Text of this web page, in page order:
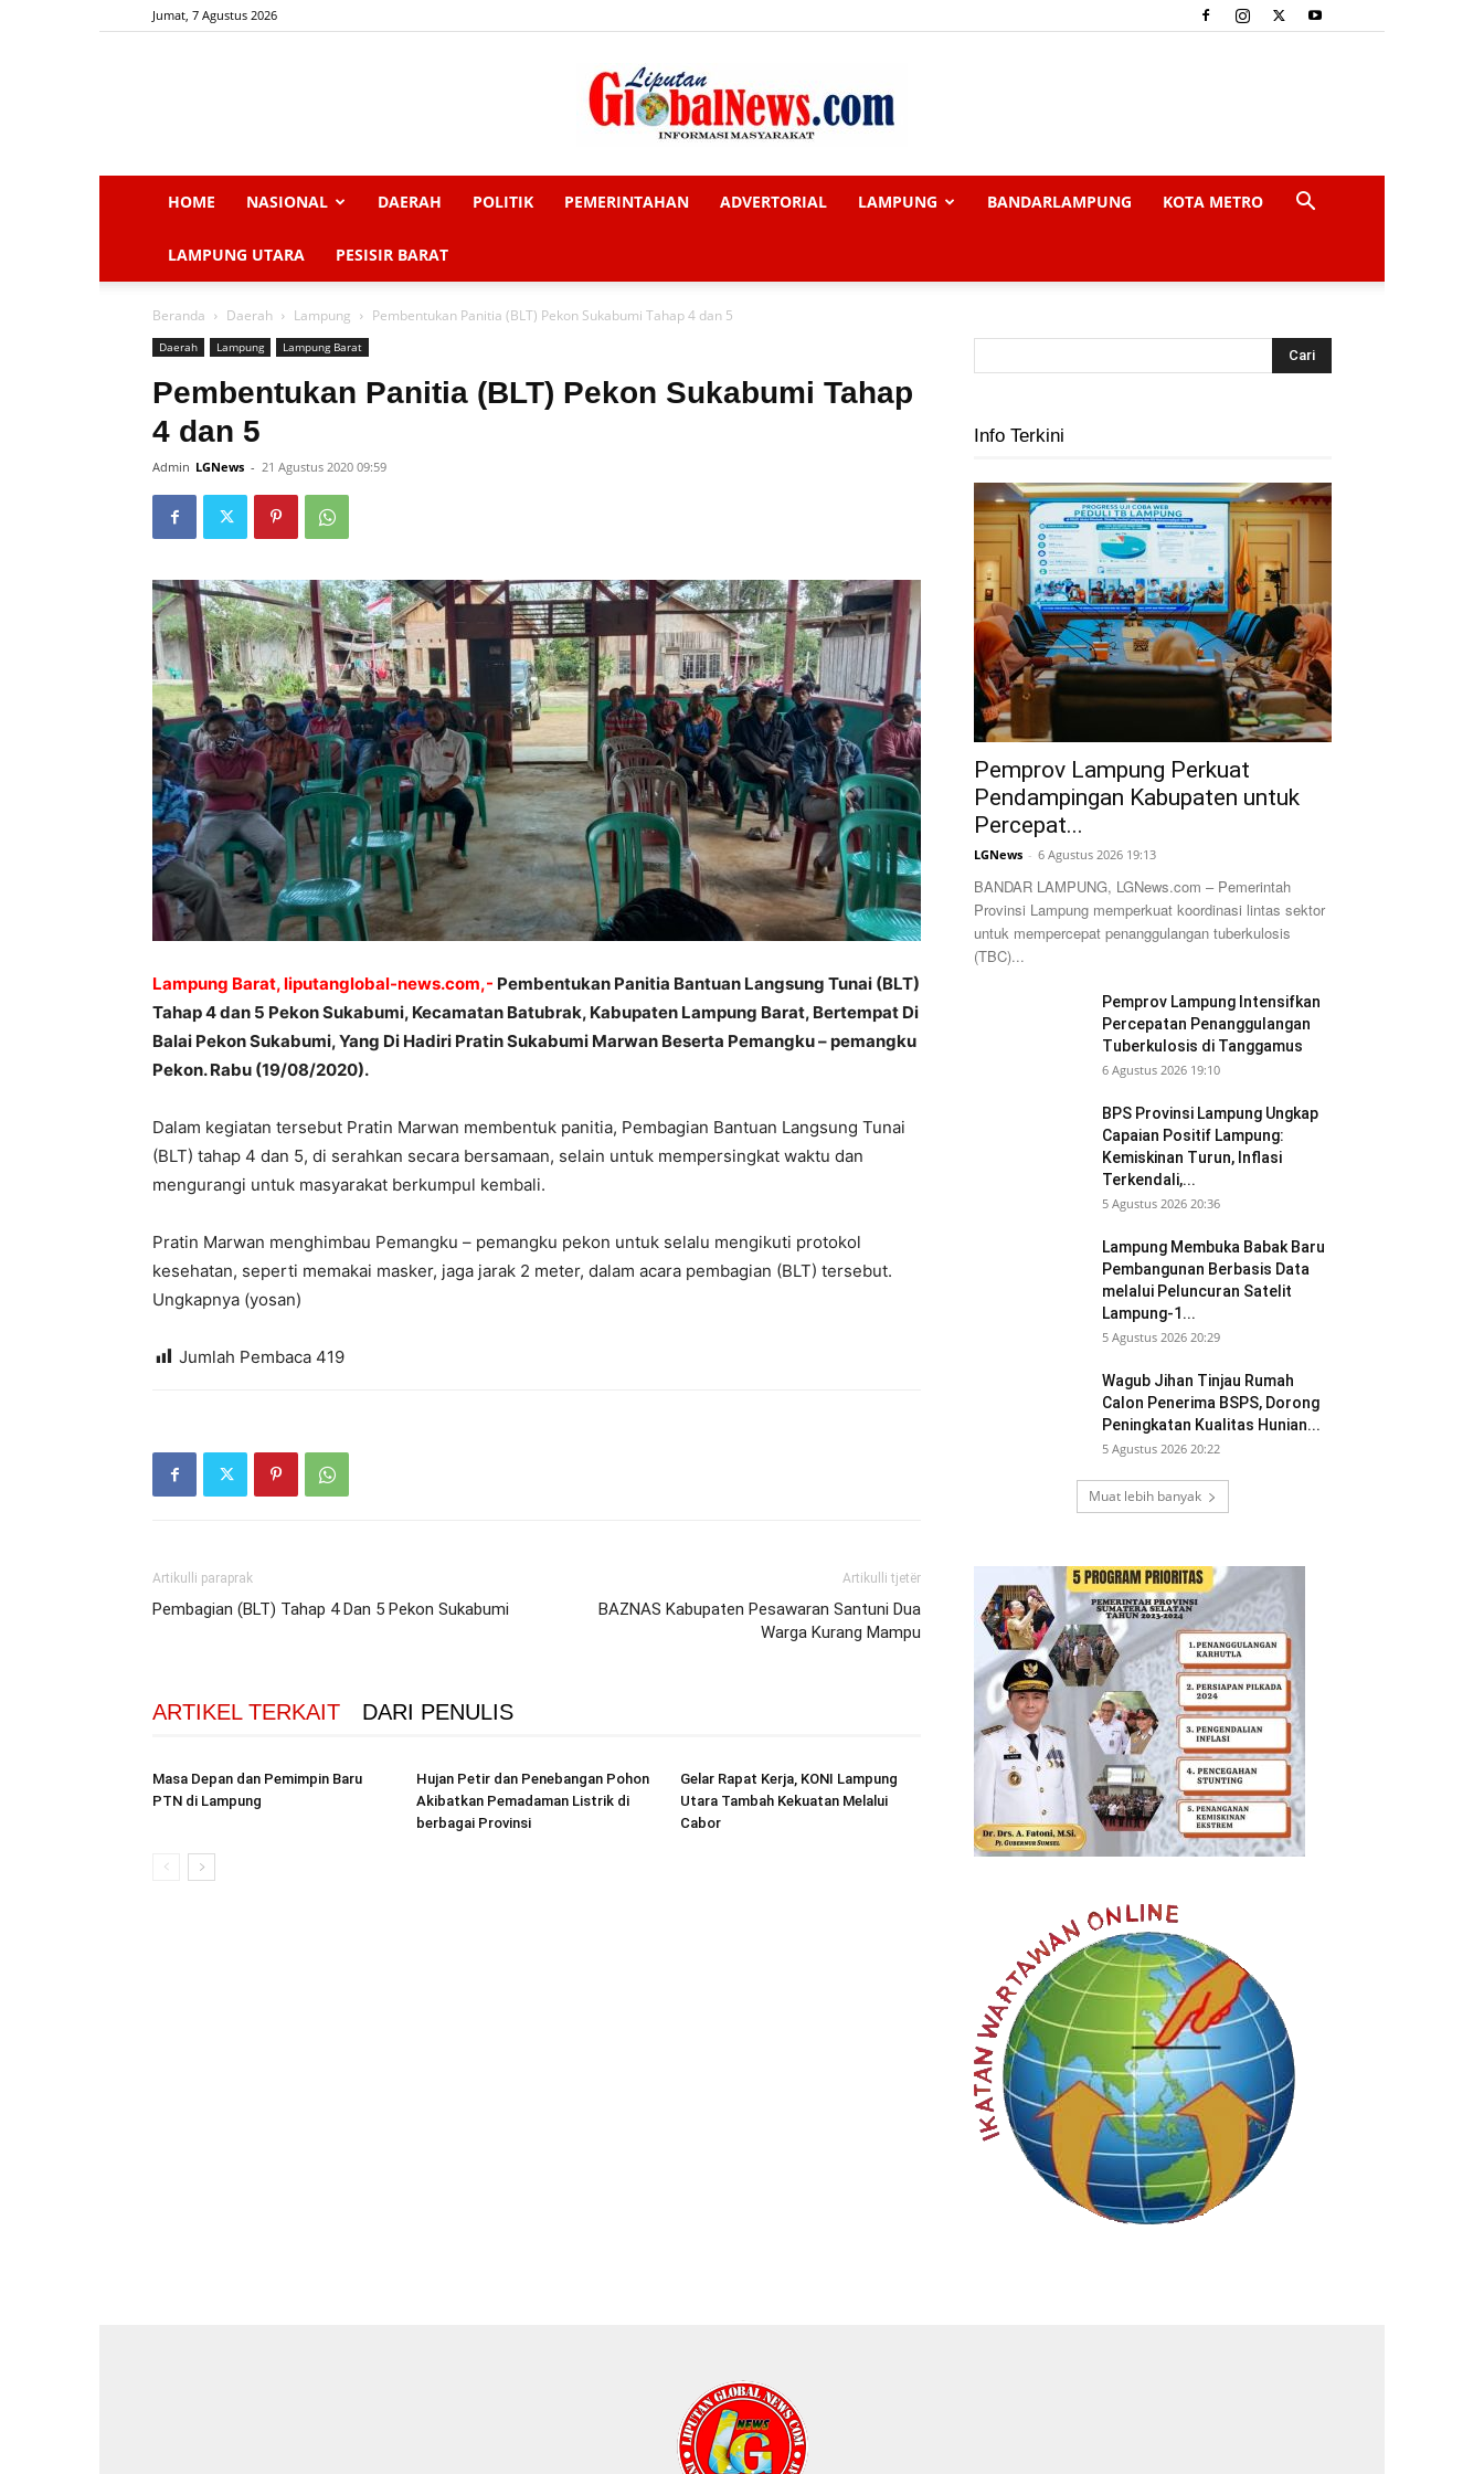
Jumat, 7 Agustus 2026
HOME NASIONAL DAERAH POLITIK PEMERINTAHAN ADVERTORIAL LAMPUNG BANDARLAMPUNG KOTA METRO
LAMPUNG UTARA PESISIR BARAT
Beranda Daerah Lampung Pembentukan Panitia (BLT) Pekon Sukabumi Tahap 4 dan 5
Daerah Lampung Lampung Barat
Pembentukan Panitia (BLT) Pekon Sukabumi Tahap
4 dan 5
Admin LGNews - 21 Agustus 2020 09:59
Lampung Barat, liputanglobal-news.com,- Pembentukan Panitia Bantuan Langsung Tunai (BLT)
Tahap 4 dan 5 Pekon Sukabumi, Kecamatan Batubrak, Kabupaten Lampung Barat, Bertempat Di
Balai Pekon Sukabumi, Yang Di Hadiri Pratin Sukabumi Marwan Beserta Pemangku – pemangku
Pekon. Rabu (19/08/2020).
Dalam kegiatan tersebut Pratin Marwan membentuk panitia, Pembagian Bantuan Langsung Tunai
(BLT) tahap 4 dan 5, di serahkan secara bersamaan, selain untuk mempersingkat waktu dan
mengurangi untuk masyarakat berkumpul kembali.
Pratin Marwan menghimbau Pemangku – pemangku pekon untuk selalu mengikuti protokol
kesehatan, seperti memakai masker, jaga jarak 2 meter, dalam acara pembagian (BLT) tersebut.
Ungkapnya (yosan)
Jumlah Pembaca 419
Artikulli paraprak
Pembagian (BLT) Tahap 4 Dan 5 Pekon Sukabumi
Artikulli tjetër
BAZNAS Kabupaten Pesawaran Santuni Dua
Warga Kurang Mampu
ARTIKEL TERKAIT DARI PENULIS
Masa Depan dan Pemimpin Baru
PTN di Lampung
Hujan Petir dan Penebangan Pohon
Akibatkan Pemadaman Listrik di
berbagai Provinsi
Gelar Rapat Kerja, KONI Lampung
Utara Tambah Kekuatan Melalui
Cabor
Info Terkini
Pemprov Lampung Perkuat
Pendampingan Kabupaten untuk
Percepat...
LGNews - 6 Agustus 2026 19:13
BANDAR LAMPUNG, LGNews.com – Pemerintah
Provinsi Lampung memperkuat koordinasi lintas sektor
untuk mempercepat penanggulangan tuberkulosis
(TBC)...
Pemprov Lampung Intensifkan
Percepatan Penanggulangan
Tuberkulosis di Tanggamus
6 Agustus 2026 19:10
BPS Provinsi Lampung Ungkap
Capaian Positif Lampung:
Kemiskinan Turun, Inflasi
Terkendali,...
5 Agustus 2026 20:36
Lampung Membuka Babak Baru
Pembangunan Berbasis Data
melalui Peluncuran Satelit
Lampung-1...
5 Agustus 2026 20:29
Wagub Jihan Tinjau Rumah
Calon Penerima BSPS, Dorong
Peningkatan Kualitas Hunian...
5 Agustus 2026 20:22
Muat lebih banyak